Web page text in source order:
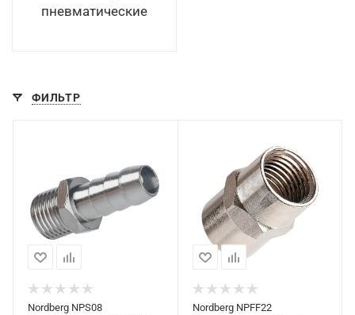
пневматические
ФИЛЬТР
Nordberg NPS08
Nordberg NPFF22